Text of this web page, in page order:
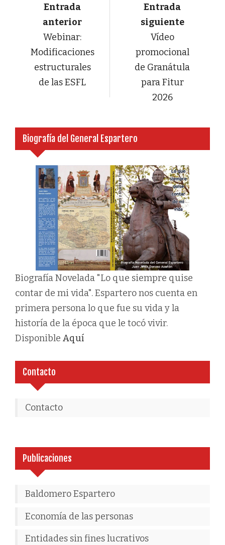
Entrada
anterior
Webinar:
Modificaciones
estructurales
de las ESFL
Entrada
siguiente
Vídeo
promocional
de Granátula
para Fitur
2026
Biografía del General Espartero
Biografía Novelada "Lo que siempre quise
contar de mi vida". Espartero nos cuenta en
primera persona lo que fue su vida y la
historía de la época que le tocó vivir.
Disponible Aquí
Contacto
Contacto
Publicaciones
Baldomero Espartero
Economía de las personas
Entidades sin fines lucrativos